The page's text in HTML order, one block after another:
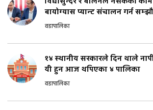
बायोग्यास प्यान्ट संचालन गर्न
वडापालिका
१४ स्थानीय सरकारले दिन थाले
यी हुन आज थपिएका ४ पालिका
वडापालिका